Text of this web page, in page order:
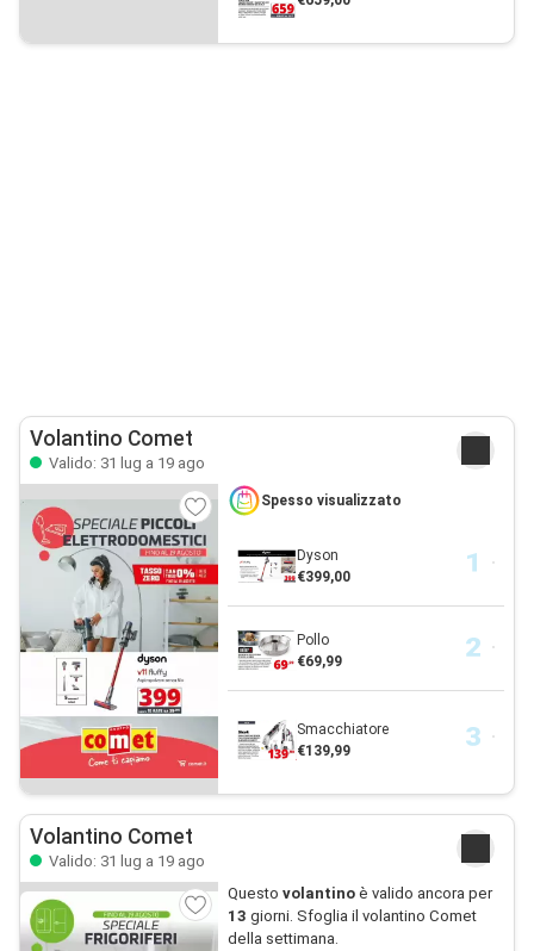
Volantino Comet
Valido: 31 lug a 19 ago
Spesso visualizzato
Dyson
€399,00
Pollo
€69,99
Smacchiatore
€139,99
Volantino Comet
Valido: 31 lug a 19 ago
Questo volantinoè valido ancora per
13 giorni. Sfoglia il volantino Comet
della settimana.